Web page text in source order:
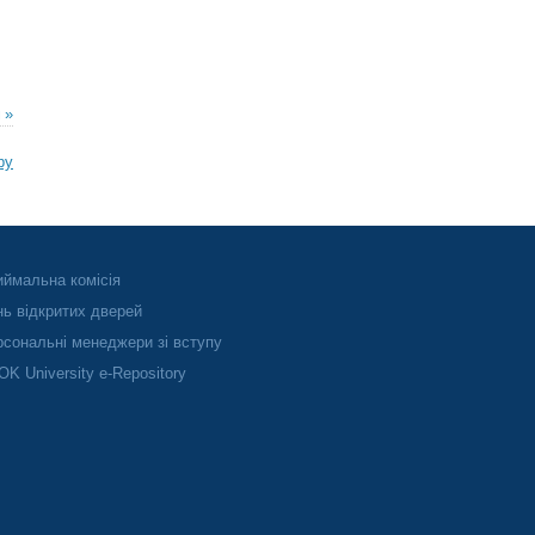
»
комісія
відкритих дверей
менеджери зі вступу
University e-Repository